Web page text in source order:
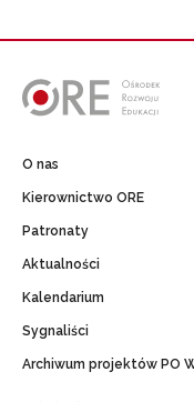
O nas
Kierownictwo ORE
Patronaty
Aktualności
Kalendarium
Sygnaliści
Archiwum projektów PO